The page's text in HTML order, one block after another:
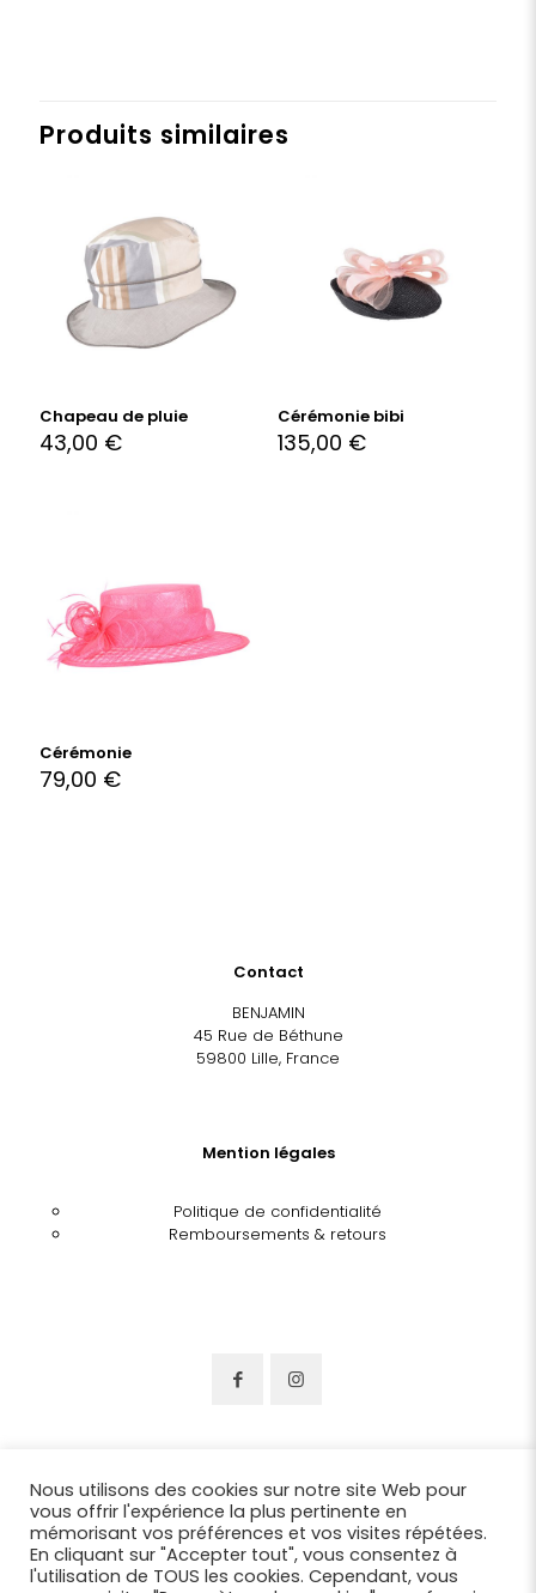
Produits similaires
Chapeau de pluie
43,00 €
Cérémonie bibi
135,00 €
Cérémonie
79,00 €
Contact
BENJAMIN
45 Rue de Béthune
59800 Lille, France
Mention légales
Politique de confidentialité
Remboursements & retours
Nous utilisons des cookies sur notre site Web pour
vous offrir l'expérience la plus pertinente en
mémorisant vos préférences et vos visites répétées.
En cliquant sur "Accepter tout", vous consentez à
l'utilisation de TOUS les cookies. Cependant, vous